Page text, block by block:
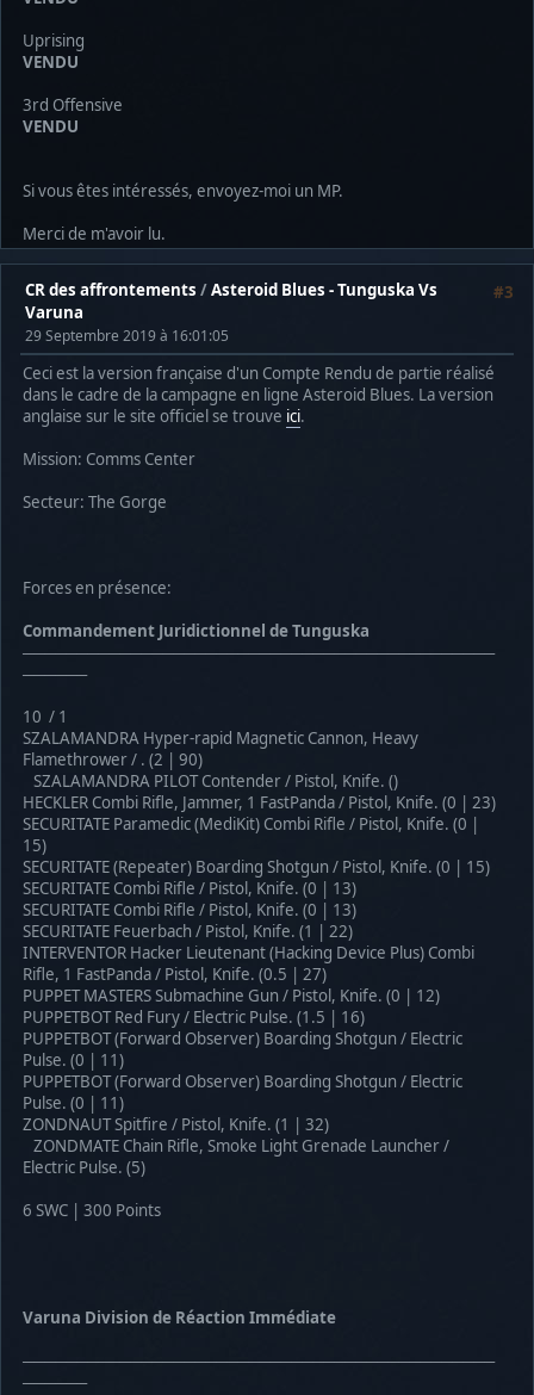
Uprising
VENDU
3rd Offensive
VENDU
Si vous êtes intéressés, envoyez-moi un MP.
Merci de m'avoir lu.
#3
CR des affrontements /Asteroid Blues - Tunguska Vs
Varuna
29 Septembre 2019 à 16:01:05
Ceci est la version française d'un Compte Rendu de partie réalisé
dans le cadre de la campagne en ligne Asteroid Blues. La version
anglaise sur le site officiel se trouve ici.
Mission: Comms Center
Secteur: The Gorge
Forces en présence:
Commandement Juridictionnel de Tunguska
────────────────────────────────────────────
──────
10 / 1
SZALAMANDRA Hyper-rapid Magnetic Cannon, Heavy
Flamethrower / . (2 | 90)
SZALAMANDRA PILOT Contender / Pistol, Knife. ()
HECKLER Combi Rifle, Jammer, 1 FastPanda / Pistol, Knife. (0 | 23)
SECURITATE Paramedic (MediKit) Combi Rifle / Pistol, Knife. (0 |
15)
SECURITATE (Repeater) Boarding Shotgun / Pistol, Knife. (0 | 15)
SECURITATE Combi Rifle / Pistol, Knife. (0 | 13)
SECURITATE Combi Rifle / Pistol, Knife. (0 | 13)
SECURITATE Feuerbach / Pistol, Knife. (1 | 22)
INTERVENTOR Hacker Lieutenant (Hacking Device Plus) Combi
Rifle, 1 FastPanda / Pistol, Knife. (0.5 | 27)
PUPPET MASTERS Submachine Gun / Pistol, Knife. (0 | 12)
PUPPETBOT Red Fury / Electric Pulse. (1.5 | 16)
PUPPETBOT (Forward Observer) Boarding Shotgun / Electric
Pulse. (0 | 11)
PUPPETBOT (Forward Observer) Boarding Shotgun / Electric
Pulse. (0 | 11)
ZONDNAUT Spitfire / Pistol, Knife. (1 | 32)
ZONDMATE Chain Rifle, Smoke Light Grenade Launcher /
Electric Pulse. (5)
6 SWC | 300 Points
Varuna Division de Réaction Immédiate
────────────────────────────────────────────
──────